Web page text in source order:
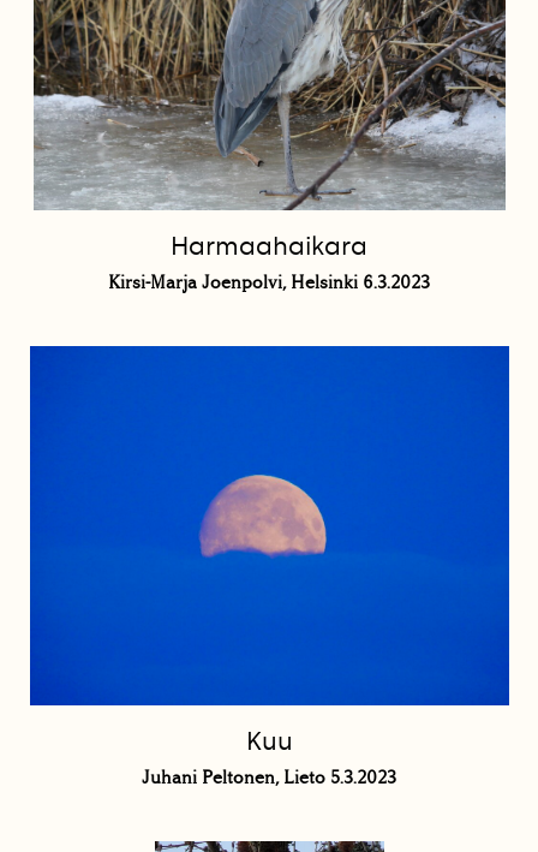
Harmaahaikara
Kirsi-Marja Joenpolvi, Helsinki 6.3.2023
Kuu
Juhani Peltonen, Lieto 5.3.2023